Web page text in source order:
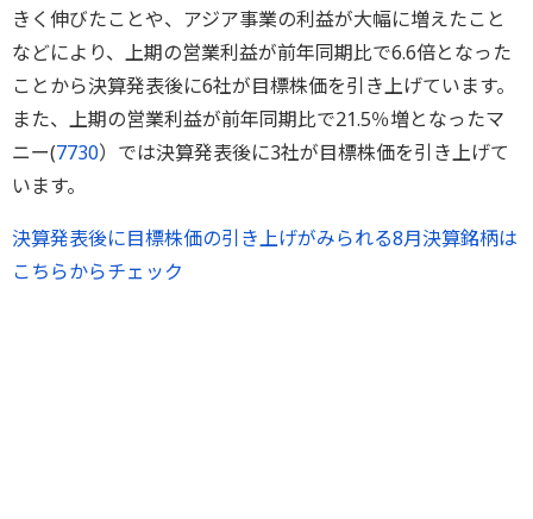
きく伸びたことや、アジア事業の利益が大幅に増えたこと
などにより、上期の営業利益が前年同期比で6.6倍となった
ことから決算発表後に6社が目標株価を引き上げています。
また、上期の営業利益が前年同期比で21.5％増となったマ
ニー(7730）では決算発表後に3社が目標株価を引き上げて
います。
決算発表後に目標株価の引き上げがみられる8月決算銘柄は
こちらからチェック